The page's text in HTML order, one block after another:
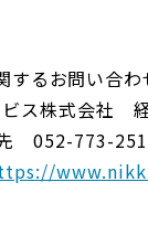
するお問い合わ
ビス株式会社
052-773-